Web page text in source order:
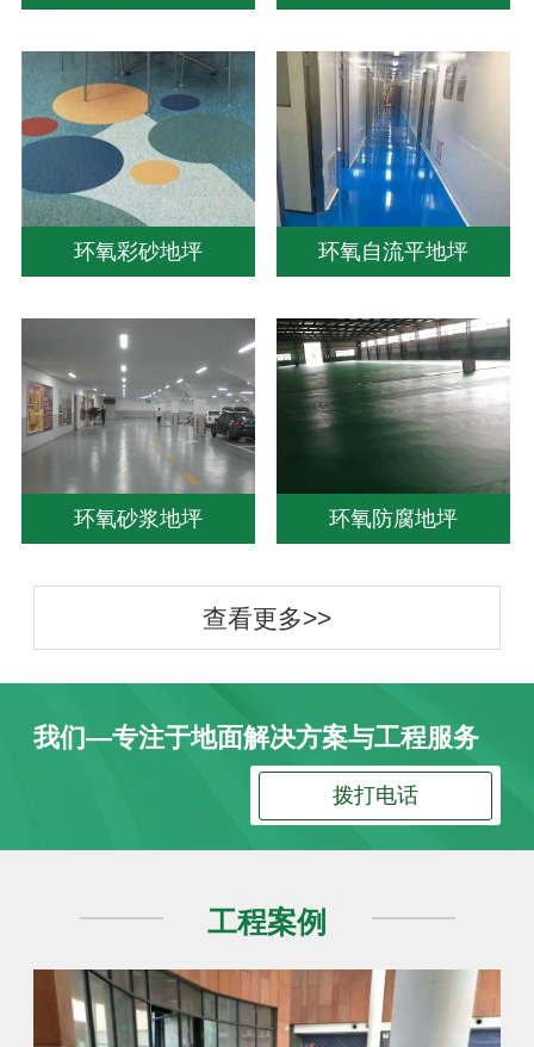
环氧彩砂地坪 环氧自流平地坪
环氧砂浆地坪 环氧防腐地坪
查看更多>>
我们—专注于地面解决方案与工程服务
拨打电话
工程案例